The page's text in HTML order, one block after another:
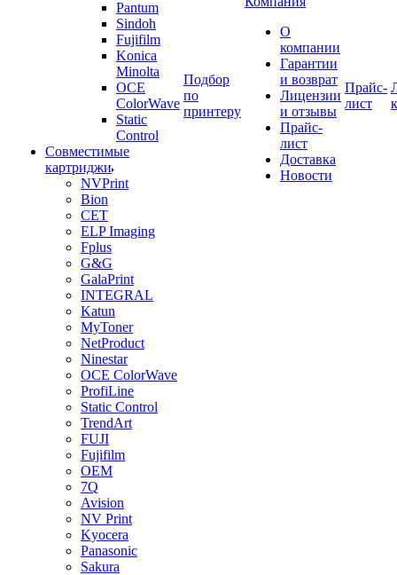
Pantum
Sindoh
Fujifilm
Konica
Minolta
OCE
ColorWave
Static
Control
Совместимые
картриджи
NVPrint
Bion
CET
ELP Imaging
Fplus
G&G
GalaPrint
INTEGRAL
Katun
MyToner
NetProduct
Ninestar
OCE ColorWave
ProfiLine
Static Control
TrendArt
FUJI
Fujifilm
OEM
7Q
Avision
NV Print
Kyocera
Panasonic
Sakura
Подбор
по
принтеру
О
компании
Гарантии
и возврат
Лицензии
и отзывы
Прайс-
лист
Доставка
Новости
Прайс-
лист